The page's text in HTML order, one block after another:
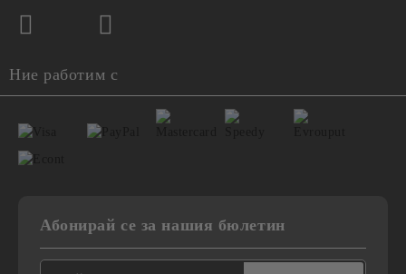
Ние работим с
Абонирай се за нашия бюлетин